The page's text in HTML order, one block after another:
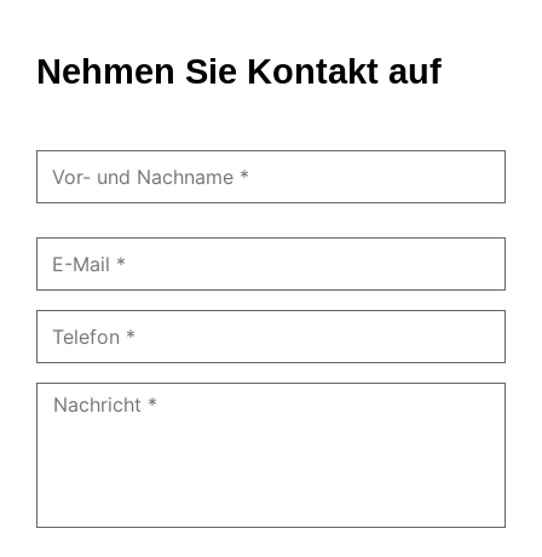
Nehmen Sie Kontakt auf